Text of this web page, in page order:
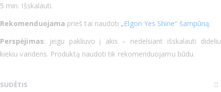
5 min. Išskalauti.
Rekomenduojama prieš tai naudoti „Elgon Yes Shine“ šampūną.
Perspėjimas: jeigu pakliuvo į akis – nedelsiant išskalauti dideliu
kiekiu vandens. Produktą naudoti tik rekomenduojamu būdu.
SUDĖTIS